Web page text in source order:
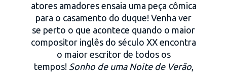
atores amadores ensaia uma peça cômica
para o casamento do duque! Venha ver
se perto o que acontece quando o maior
compositor inglês do século XX encontra
o maior escritor de todos os
tempos! Sonho de uma Noite de Verão,